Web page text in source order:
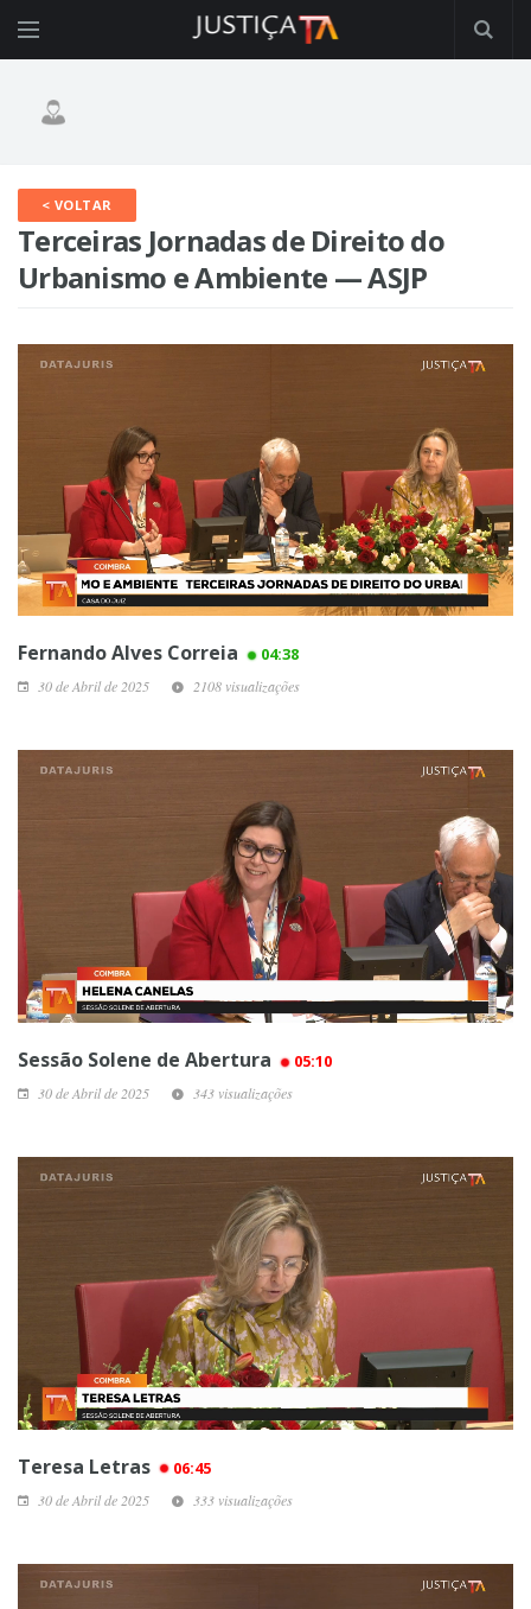
< VOLTAR
Terceiras Jornadas de Direito do
Urbanismo e Ambiente — ASJP
Fernando Alves Correia 04:38
30 de Abril de 2025 2108 visualizações
Sessão Solene de Abertura 05:10
30 de Abril de 2025 343 visualizações
Teresa Letras 06:45
30 de Abril de 2025 333 visualizações